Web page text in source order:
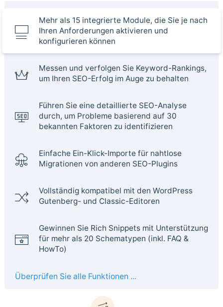
Mehr als 15 integrierte Module, die Sie je nach
Ihren Anforderungen aktivieren und
konfigurieren können
Messen und verfolgen Sie Keyword-Rankings,
um Ihren SEO-Erfolg im Auge zu behalten
Führen Sie eine detaillierte SEO-Analyse
durch, um Probleme basierend auf 30
bekannten Faktoren zu identifizieren
Einfache Ein-Klick-Importe für nahtlose
Migrationen von anderen SEO-Plugins
Vollständig kompatibel mit den WordPress
Gutenberg- und Classic-Editoren
Gewinnen Sie Rich Snippets mit Unterstützung
für mehr als 20 Schematypen (inkl. FAQ &
HowTo)
Überprüfen Sie alle Funktionen ...